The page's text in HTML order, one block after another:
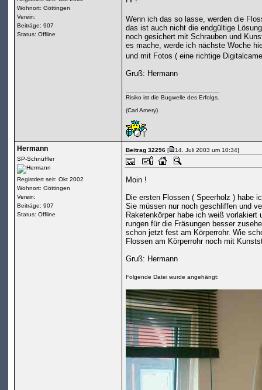
Wohnort: Göttingen
Verein:
Beiträge: 907
Status: Offline
Wenn ich das so lasse, werden die
das ist auch nicht die endgültige
noch gesichert mit Schrauben und
es mache, werde ich nächste Woche
und mit Fotos ( eine richtige
Gruß: Hermann
Risiko ist die Bugwelle des Erfolgs.
(Carl Amery)
Hermann
SP-Schnüffler
Registriert seit: Okt 2002
Wohnort: Göttingen
Verein:
Beiträge: 907
Status: Offline
Beitrag 32296[ 14. Juli 2003 um 10:34]
Moin !
Die ersten Flossen ( Speerholz ) habe
Sie müssen nur noch geschliffen und
Raketenkörper habe ich weiß vorlakiert
rungen für die Fräsungen besser
schon jetzt fest am Körperrohr. Wie
Flossen am Körperrohr noch mit
Gruß: Hermann
Folgende Datei wurde angehängt: